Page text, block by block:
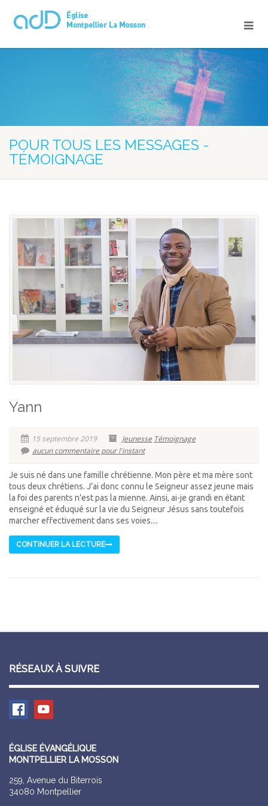
POUR TOUS LES MESSAGES -
TÉMOIGNAGE
Yann
15 septembre 2019 Jeunesse Témoignage
aucun commentaire pour l'instant
Je suis né dans une famille chrétienne. Mon père et ma mère sont
tous deux chrétiens. J’ai donc connu le Seigneur assez jeune mais
la foi des parents n’est pas la mienne. Ainsi, ai-je grandi en étant
enseigné et éduqué sur la vie du Seigneur Jésus sans toutefois
marcher effectivement dans ses voies....
CONTINUER LA LECTURE
RÉSEAUX À SUIVRE
ÉGLISE ÉVANGÉLIQUE
MONTPELLIER LA MOSSON
259, Avenue du Biterrois
34080 Montpellier